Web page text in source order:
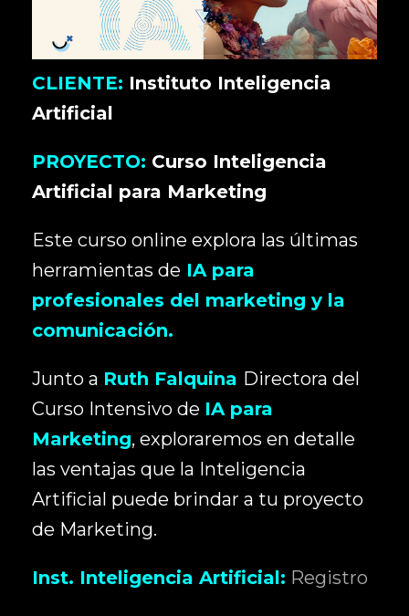
CLIENTE: Instituto Inteligencia
Artificial
PROYECTO: Curso Inteligencia
Artificial para Marketing
Este curso online explora las últimas
herramientas de IA para
profesionales del marketing y la
comunicación.
Junto a Ruth Falquina Directora del
Curso Intensivo de IA para
Marketing, exploraremos en detalle
las ventajas que la Inteligencia
Artificial puede brindar a tu proyecto
de Marketing.
Inst. Inteligencia Artificial: Registro